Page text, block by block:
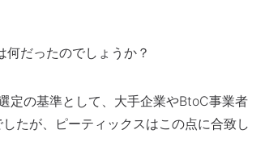
だったのでしょうか？
定の基準として、大手企業やBtoC事業者
たが、ピーティックスはこの点に合致し